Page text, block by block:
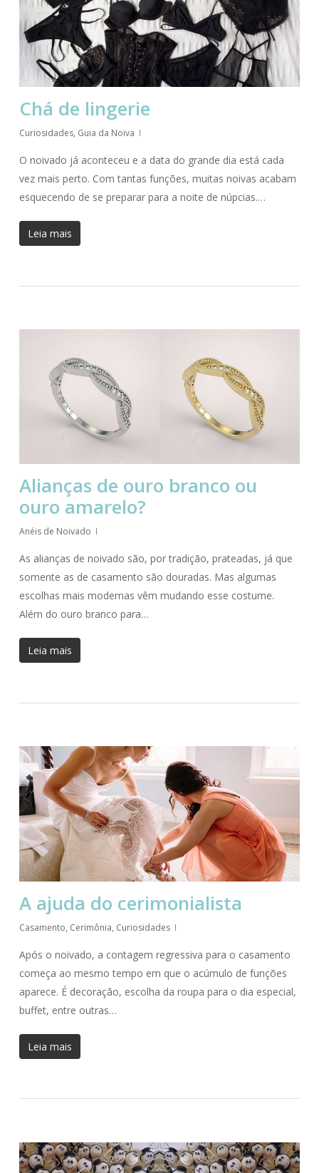
Chá de lingerie
Curiosidades, Guia da Noiva
O noivado já aconteceu e a data do grande dia está cada
vez mais perto. Com tantas funções, muitas noivas acabam
esquecendo de se preparar para a noite de núpcias.…
Leia mais
Alianças de ouro branco ou
ouro amarelo?
Anéis de Noivado
As alianças de noivado são, por tradição, prateadas, já que
somente as de casamento são douradas. Mas algumas
escolhas mais modernas vêm mudando esse costume.
Além do ouro branco para…
Leia mais
A ajuda do cerimonialista
Casamento, Cerimônia, Curiosidades
Após o noivado, a contagem regressiva para o casamento
começa ao mesmo tempo em que o acúmulo de funções
aparece. É decoração, escolha da roupa para o dia especial,
buffet, entre outras…
Leia mais